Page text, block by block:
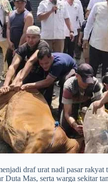
draf urat nadi pasar
Duta Mas, serta warga sekitar